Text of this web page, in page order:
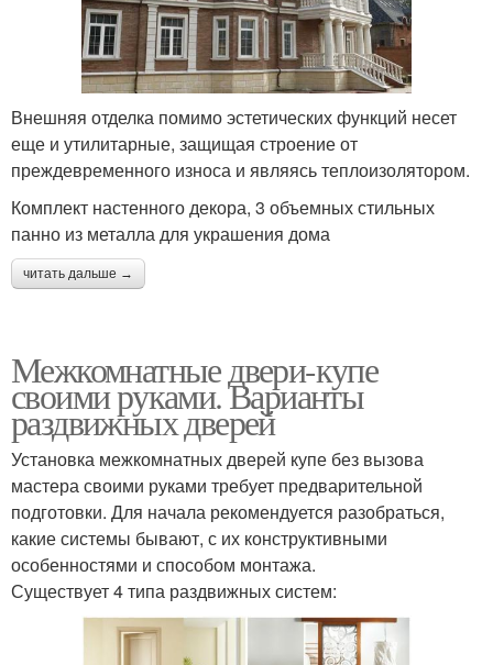
Внешняя отделка помимо эстетических функций несет
еще и утилитарные, защищая строение от
преждевременного износа и являясь теплоизолятором.
Комплект настенного декора, 3 объемных стильных
панно из металла для украшения дома
читать дальше →
Межкомнатные двери-купе
своими руками. Варианты
раздвижных дверей
Установка межкомнатных дверей купе без вызова
мастера своими руками требует предварительной
подготовки. Для начала рекомендуется разобраться,
какие системы бывают, с их конструктивными
особенностями и способом монтажа.
Существует 4 типа раздвижных систем: